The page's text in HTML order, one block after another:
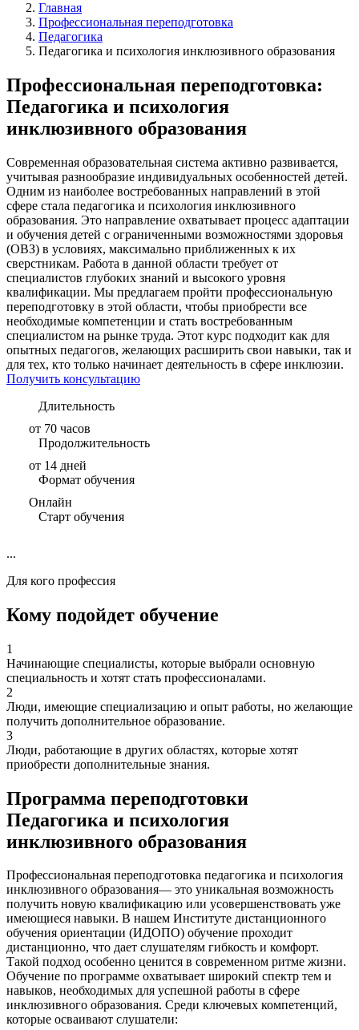
Главная
Профессиональная переподготовка
Педагогика
Педагогика и психология инклюзивного образования
Профессиональная переподготовка:
Педагогика и психология
инклюзивного образования
Современная образовательная система активно развивается,
учитывая разнообразие индивидуальных особенностей детей.
Одним из наиболее востребованных направлений в этой
сфере стала педагогика и психология инклюзивного
образования. Это направление охватывает процесс адаптации
и обучения детей с ограниченными возможностями здоровья
(ОВЗ) в условиях, максимально приближенных к их
сверстникам. Работа в данной области требует от
специалистов глубоких знаний и высокого уровня
квалификации. Мы предлагаем пройти профессиональную
переподготовку в этой области, чтобы приобрести все
необходимые компетенции и стать востребованным
специалистом на рынке труда. Этот курс подходит как для
опытных педагогов, желающих расширить свои навыки, так и
для тех, кто только начинает деятельность в сфере инклюзии.
Получить консультацию
Длительность
от 70 часов
Продолжительность
от 14 дней
Формат обучения
Онлайн
Старт обучения
...
Для кого профессия
Кому подойдет обучение
1
Начинающие специалисты, которые выбрали основную
специальность и хотят стать профессионалами.
2
Люди, имеющие специализацию и опыт работы, но желающие
получить дополнительное образование.
3
Люди, работающие в других областях, которые хотят
приобрести дополнительные знания.
Программа переподготовки
Педагогика и психология
инклюзивного образования
Профессиональная переподготовка педагогика и психология
инклюзивного образования— это уникальная возможность
получить новую квалификацию или усовершенствовать уже
имеющиеся навыки. В нашем Институте дистанционного
обучения ориентации (ИДОПО) обучение проходит
дистанционно, что дает слушателям гибкость и комфорт.
Такой подход особенно ценится в современном ритме жизни.
Обучение по программе охватывает широкий спектр тем и
навыков, необходимых для успешной работы в сфере
инклюзивного образования. Среди ключевых компетенций,
которые осваивают слушатели: